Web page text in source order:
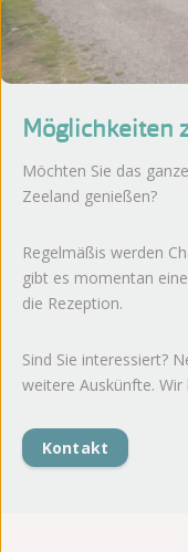
Möglichkeiten
Möchten Sie das
Zeeland genießen?
Regelmäßis werden
gibt es momentan
die Rezeption.
Sind Sie interessiert?
weitere Auskünfte.
Kontakt